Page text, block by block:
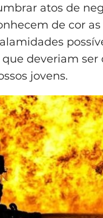
atos de
de cor
deveriam ser
jovens.